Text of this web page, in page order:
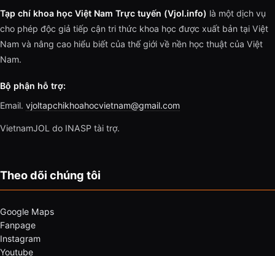
Tạp chí khoa học Việt Nam Trực tuyến (Vjol.info) là một dịch vụ
cho phép độc giả tiếp cận tri thức khoa học được xuất bản tại Việt
Nam và nâng cao hiểu biết của thế giới về nền học thuật của Việt
Nam.
Bộ phận hỗ trợ:
Email. vjoltapchikhoahocvietnam@gmail.com
VietnamJOL do INASP tài trợ.
Theo dõi chúng tôi
Google Maps
Fanpage
Instagram
Youtube